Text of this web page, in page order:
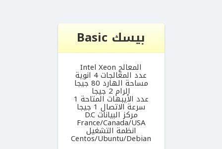
بيسك Basic
المعالج Intel Xeon
عدد المعالجات 4 انوية
مساحة الهارد 80 جيجا
الرام 2 جيجا
عدد الأيبهات المتاحة 1
سرعة الاتصال 1 جيجا
مركز البيانات D.C
France/Canada/USA
انظمة التشغيل
Centos/Ubuntu/Debian